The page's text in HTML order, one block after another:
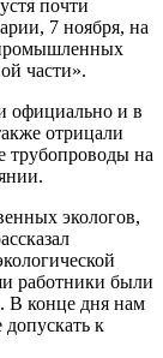
почти
7 ноября, на
части».
официально и в
отрицали
трубопроводы на
экологов,
работники были
В конце дня нам
к